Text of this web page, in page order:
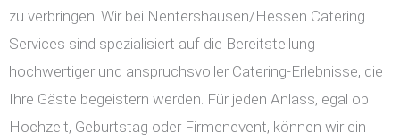
zu verbringen! Wir bei Nentershausen/Hessen Catering
Services sind spezialisiert auf die Bereitstellung
hochwertiger und anspruchsvoller Catering-Erlebnisse, die
Ihre Gäste begeistern werden. Für jeden Anlass, egal ob
Hochzeit, Geburtstag oder Firmenevent, können wir ein